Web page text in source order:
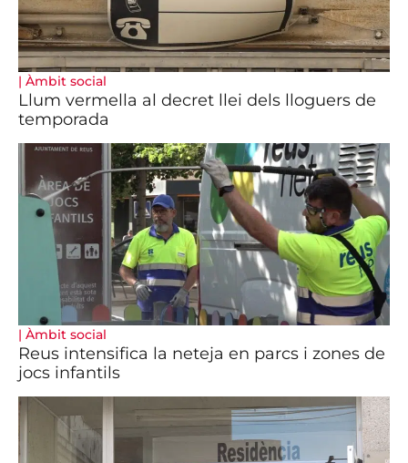
| Àmbit social
Llum vermella al decret llei dels lloguers de
temporada
| Àmbit social
Reus intensifica la neteja en parcs i zones de
jocs infantils